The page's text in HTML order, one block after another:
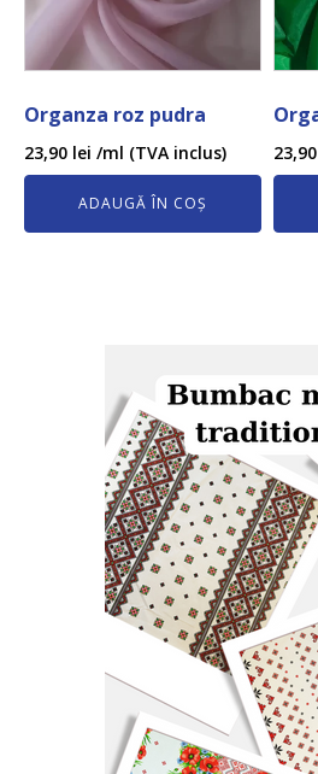
Organza roz pudra
23,90 lei /ml (TVA inclus)
ADAUGĂ ÎN COȘ
23,90